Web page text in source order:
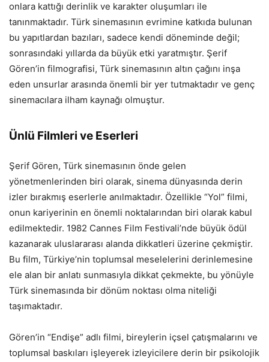
onlara kattığı derinlik ve karakter oluşumları ile
tanınmaktadır. Türk sinemasının evrimine katkıda bulunan
bu yapıtlardan bazıları, sadece kendi döneminde değil;
sonrasındaki yıllarda da büyük etki yaratmıştır. Şerif
Gören’in filmografisi, Türk sinemasının altın çağını inşa
eden unsurlar arasında önemli bir yer tutmaktadır ve genç
sinemacılara ilham kaynağı olmuştur.
Ünlü Filmleri ve Eserleri
Şerif Gören, Türk sinemasının önde gelen
yönetmenlerinden biri olarak, sinema dünyasında derin
izler bırakmış eserlerle anılmaktadır. Özellikle “Yol” filmi,
onun kariyerinin en önemli noktalarından biri olarak kabul
edilmektedir. 1982 Cannes Film Festivali’nde büyük ödül
kazanarak uluslararası alanda dikkatleri üzerine çekmiştir.
Bu film, Türkiye’nin toplumsal meselelerini derinlemesine
ele alan bir anlatı sunmasıyla dikkat çekmekte, bu yönüyle
Türk sinemasında bir dönüm noktası olma niteliği
taşımaktadır.
Gören’in “Endişe” adlı filmi, bireylerin içsel çatışmalarını ve
toplumsal baskıları işleyerek izleyicilere derin bir psikolojik